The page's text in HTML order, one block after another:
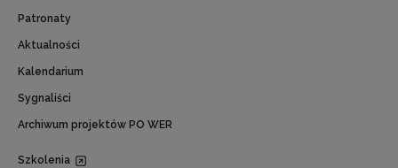
Patronaty
Aktualności
Kalendarium
Sygnaliści
Archiwum projektów PO WER
Szkolenia